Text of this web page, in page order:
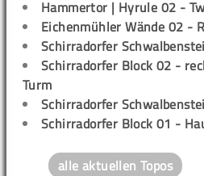
Hammertor | Hyrule 02 -
Eichenmühler Wände 02 -
Schirradorfer
Schirradorfer Block 02 -
Turm
Schirradorfer
Schirradorfer Block 01 -
alle aktuellen Topos